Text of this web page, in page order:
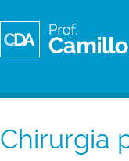
Chirurgia